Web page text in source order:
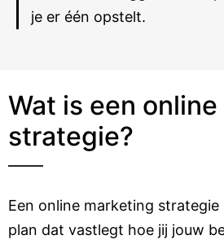
je er één opstelt.
Wat is een
strategie?
Een online marketing
plan dat vastlegt hoe jij jouw